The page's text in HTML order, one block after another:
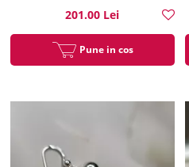
201.00 Lei
Pune in cos